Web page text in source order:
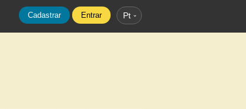
Cadastrar Entrar Pt